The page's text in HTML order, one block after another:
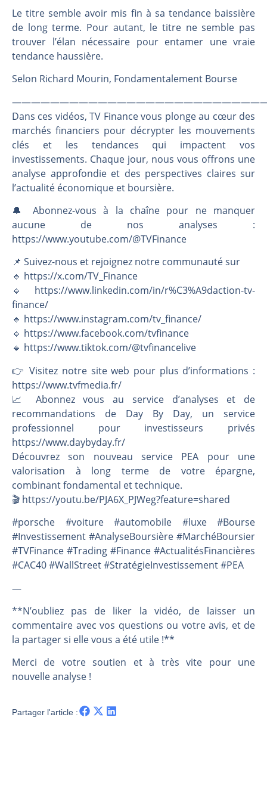
Pourquoi le monde entier vacille en même temps cette semaine ? | par Louis-Antoine Michelet
WTI : Explosion mais réserves au plus bas | Denis Desclos – Market Movers
Le titre semble avoir mis fin à sa tendance baissière
de long terme. Pour autant, le titre ne semble pas
trouver l’élan nécessaire pour entamer une vraie
tendance haussière.
Selon Richard Mourin, Fondamentalement Bourse
Dans ces vidéos, TV Finance vous plonge au cœur des
marchés financiers pour décrypter les mouvements
clés et les tendances qui impactent vos
investissements. Chaque jour, nous vous offrons une
analyse approfondie et des perspectives claires sur
l’actualité économique et boursière.
🔔 Abonnez-vous à la chaîne pour ne manquer
aucune de nos analyses :
https://www.youtube.com/@TVFinance
📌 Suivez-nous et rejoignez notre communauté sur
🔹 https://x.com/TV_Finance
🔹 https://www.linkedin.com/in/r%C3%A9daction-tv-
finance/
🔹 https://www.instagram.com/tv_finance/
🔹 https://www.facebook.com/tvfinance
🔹 https://www.tiktok.com/@tvfinancelive
👉️ Visitez notre site web pour plus d’informations :
https://www.tvfmedia.fr/
📈 Abonnez vous au service d’analyses et de
recommandations de Day By Day, un service
professionnel pour investisseurs privés
https://www.daybyday.fr/
Découvrez son nouveau service PEA pour une
valorisation à long terme de votre épargne,
combinant fondamental et technique.
🎬️ https://youtu.be/PJA6X_PJWeg?feature=shared
#porsche #voiture #automobile #luxe #Bourse
#Investissement #AnalyseBoursière #MarchéBoursier
#TVFinance #Trading #Finance #ActualitésFinancières
#CAC40 #WallStreet #StratégieInvestissement #PEA
—
**N’oubliez pas de liker la vidéo, de laisser un
commentaire avec vos questions ou votre avis, et de
la partager si elle vous a été utile !**
Merci de votre soutien et à très vite pour une
nouvelle analyse !
Partager l'article :